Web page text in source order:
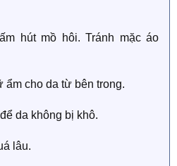
hút mồ hôi. Tránh mặc áo
cho da từ bên trong.
da không bị khô.
lâu.